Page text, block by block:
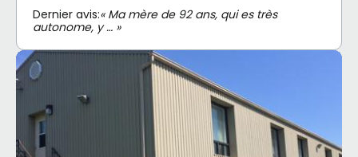
Dernier avis:« Ma mère de 92 ans, qui es très
autonome, y … »